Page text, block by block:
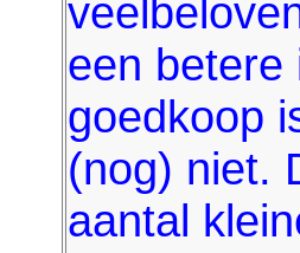
een betere
goedkoop
(nog) niet.
aantal